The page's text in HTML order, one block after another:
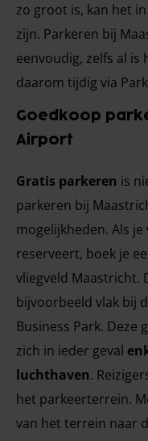
zo groot is, kan het
zijn. Parkeren bij
eenvoudig, zelfs al is
daarom tijdig via
Goedkoop
Airport
Gratis parkeren is
parkeren bij
mogelijkheden. Als
reserveert, boek je
vliegveld Maastricht.
bijvoorbeeld vlak bij
Business Park. Deze
zich in ieder geval
luchthaven.
het parkeerterrein.
van het terrein naar